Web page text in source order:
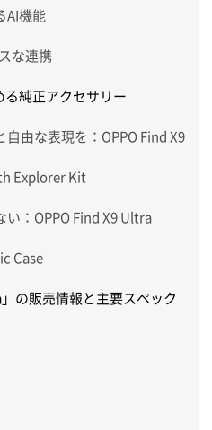
AI機能
な連携
純正アクセサリー
由な表現を：OPPO Find X9
Explorer Kit
：OPPO Find X9 Ultra
Case
」の販売情報と主要スペック